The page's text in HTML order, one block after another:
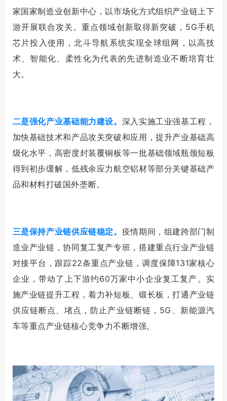
家国家制造业创新中心，以市场化方式组织产业链上下
游开展联合攻关。重点领域创新取得新突破，5G手机
芯片投入使用，北斗导航系统实现全球组网，以高技
术、智能化、柔性化为代表的先进制造业不断培育壮
大。
二是强化产业基础能力建设。 深入实施工业强基工程，
加快基础技术和产品攻关突破和应用，提升产业基础高
级化水平，高密度封装覆铜板等一批基础领域瓶颈短板
得到初步缓解，低残余应力航空铝材等部分关键基础产
品和材料打破国外垄断。
三是保持产业链供应链稳定。 疫情期间，组建跨部门制
造业产业链，协同复工复产专班，搭建重点行业产业链
对接平台，跟踪22条重点产业链，调度保障131家核心
企业，带动了上下游约60万家中小企业复工复产。实
施产业链提升工程，着力补短板、锻长板，打通产业链
供应链断点、堵点，防止产业链断链，5G、新能源汽
车等重点产业链核心竞争力不断增强。